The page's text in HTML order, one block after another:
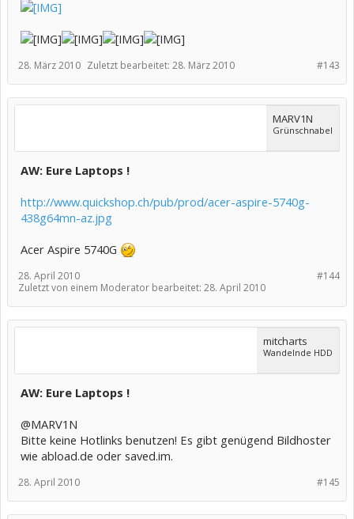
#143
28. März 2010 Zuletzt bearbeitet: 28. März 2010
MARV1N
Grünschnabel
AW: Eure Laptops !
http://www.quickshop.ch/pub/prod/acer-aspire-5740g-
438g64mn-az.jpg
Acer Aspire 5740G
#144
28. April 2010
Zuletzt von einem Moderator bearbeitet: 28. April 2010
mitcharts
Wandelnde HDD
AW: Eure Laptops !
@MARV1N
Bitte keine Hotlinks benutzen! Es gibt genügend Bildhoster
wie abload.de oder saved.im.
#145
28. April 2010